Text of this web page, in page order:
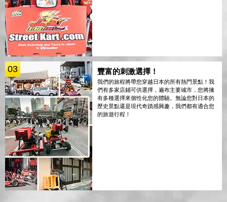
03 豐富的刺激選擇！
我們的旅程將帶您穿越日本的所有熱門景點！我
們有多家店鋪可供選擇，遍布主要城市，您將擁
有多種選擇來個性化您的體驗。無論您對日本的
歷史景點還是現代奇蹟感興趣，我們都有適合您
的旅遊行程！